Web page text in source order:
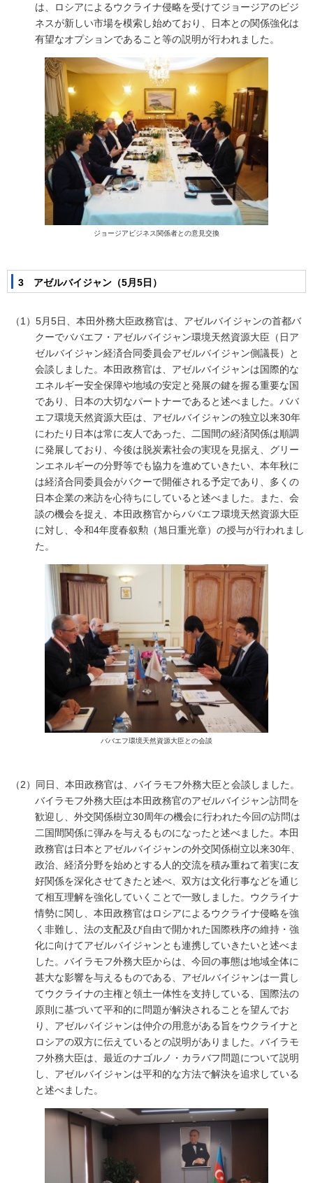
ジョージアビジネス関係者との意見交換
は、ロシアによるウクライナ侵略を受けてジョージアのビジ
ネスが新しい市場を模索し始めており、日本との関係強化は
有望なオプションであること等の説明が行われました。
3 アゼルバイジャン（5月5日）
ババエフ環境天然資源大臣との会談
（1）5月5日、本田外務大臣政務官は、アゼルバイジャンの首都バ
クーでババエフ・アゼルバイジャン環境天然資源大臣（日ア
ゼルバイジャン経済合同委員会アゼルバイジャン側議長）と
会談しました。本田政務官は、アゼルバイジャンは国際的な
エネルギー安全保障や地域の安定と発展の鍵を握る重要な国
であり、日本の大切なパートナーであると述べました。ババ
エフ環境天然資源大臣は、アゼルバイジャンの独立以来30年
にわたり日本は常に友人であった、二国間の経済関係は順調
に発展しており、今後は脱炭素社会の実現を見据え、グリー
ンエネルギーの分野等でも協力を進めていきたい、本年秋に
は経済合同委員会がバクーで開催される予定であり、多くの
日本企業の来訪を心待ちにしていると述べました。また、会
談の機会を捉え、本田政務官からババエフ環境天然資源大臣
に対し、令和4年度春叙勲（旭日重光章）の授与が行われまし
た。
（2）同日、本田政務官は、バイラモフ外務大臣と会談しました。
バイラモフ外務大臣は本田政務官のアゼルバイジャン訪問を
歓迎し、外交関係樹立30周年の機会に行われた今回の訪問は
二国間関係に弾みを与えるものになったと述べました。本田
政務官は日本とアゼルバイジャンの外交関係樹立以来30年、
政治、経済分野を始めとする人的交流を積み重ねて着実に友
好関係を深化させてきたと述べ、双方は文化行事などを通じ
て相互理解を強化していくことで一致しました。ウクライナ
情勢に関し、本田政務官はロシアによるウクライナ侵略を強
く非難し、法の支配及び自由で開かれた国際秩序の維持・強
化に向けてアゼルバイジャンとも連携していきたいと述べま
した。バイラモフ外務大臣からは、今回の事態は地域全体に
甚大な影響を与えるものである、アゼルバイジャンは一貫し
てウクライナの主権と領土一体性を支持している、国際法の
原則に基づいて平和的に問題が解決されることを望んでお
り、アゼルバイジャンは仲介の用意がある旨をウクライナと
ロシアの双方に伝えているとの説明がありました。バイラモ
フ外務大臣は、最近のナゴルノ・カラバフ問題について説明
し、アゼルバイジャンは平和的な方法で解決を追求している
と述べました。